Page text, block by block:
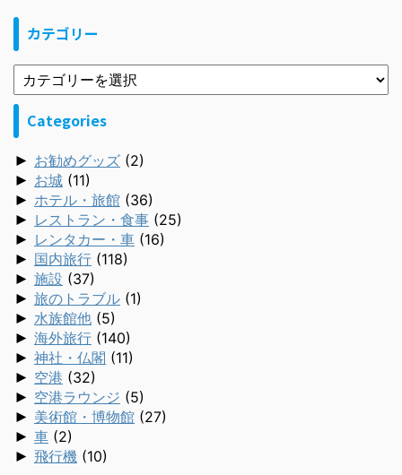
カテゴリー
Categories
► お勧めグッズ (2)
► お城 (11)
► ホテル・旅館 (36)
► レストラン・食事 (25)
► レンタカー・車 (16)
► 国内旅行 (118)
► 施設 (37)
► 旅のトラブル (1)
► 水族館他 (5)
► 海外旅行 (140)
► 神社・仏閣 (11)
► 空港 (32)
► 空港ラウンジ (5)
► 美術館・博物館 (27)
► 車 (2)
► 飛行機 (10)